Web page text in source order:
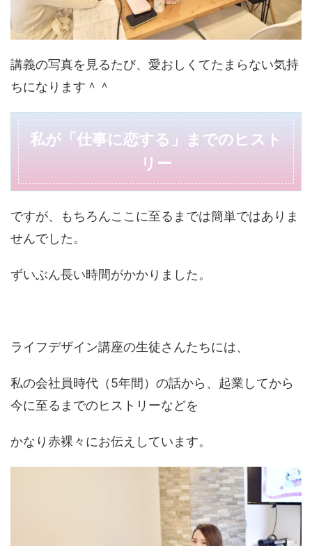
講義の写真を見るたび、愛おしくてたまらない気持
ちになります＾＾
私が「仕事に恋する」までのヒスト
リー
ですが、もちろんここに至るまでは簡単ではありま
せんでした。
ずいぶん長い時間がかかりました。
ライフデザイン講座の生徒さんたちには、
私の会社員時代（5年間）の話から、起業してから
今に至るまでのヒストリーなどを
かなり赤裸々にお伝えしています。